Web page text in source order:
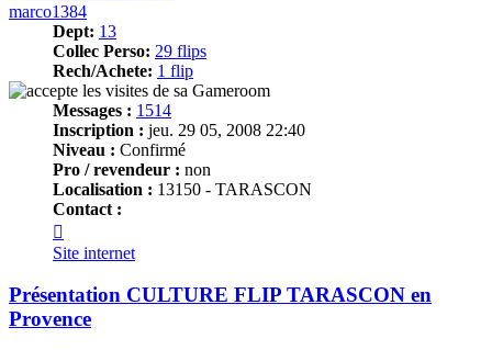
marco1384
Dept: 13
Collec Perso: 29 flips
Rech/Achete: 1 flip
Messages : 1514
Inscription : jeu. 29 05, 2008 22:40
Niveau : Confirmé
Pro / revendeur : non
Localisation : 13150 - TARASCON
Contact :
marco1384
Site internet
Présentation CULTURE FLIP TARASCON en
Provence